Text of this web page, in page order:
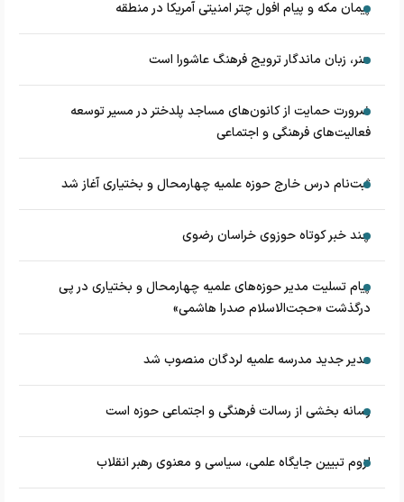
پیمان مکه و پیام افول چتر امنیتی آمریکا در منطقه
هنر، زبان ماندگار ترویج فرهنگ عاشورا است
ضرورت حمایت از کانون‌های مساجد پلدختر در مسیر توسعه
فعالیت‌های فرهنگی و اجتماعی
ثبت‌نام درس خارج حوزه علمیه چهارمحال و بختیاری آغاز شد
چند خبر کوتاه حوزوی خراسان رضوی
پیام تسلیت مدیر حوزه‌های علمیه چهارمحال و بختیاری در پی
درگذشت «حجت‌الاسلام صدرا هاشمی»
مدیر جدید مدرسه علمیه لردگان منصوب شد
رسانه بخشی از رسالت فرهنگی و اجتماعی حوزه است
لزوم تبیین جایگاه علمی، سیاسی و معنوی رهبر انقلاب